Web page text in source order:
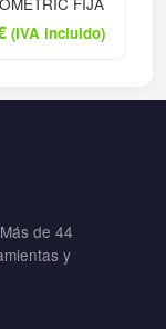
(IVA incluido)
de 44
y